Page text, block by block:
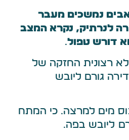
נמשכים מעבר
לנרתיק, נקרא המצב
.
רצונית החזקה של
גורם ליובש
מים למרצה. כי המתח
ליובש בפה.